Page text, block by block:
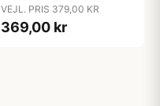
VEJL. PRIS 379,00 KR
369,00 kr